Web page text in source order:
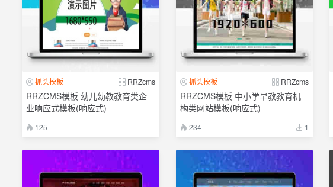
抓头模板 RRZcms
RRZCMS模板 幼儿幼教教育类企
业响应式模板(响应式)
125
抓头模板 RRZcms
RRZCMS模板 中小学早教教育机
构类网站模板(响应式)
234 1